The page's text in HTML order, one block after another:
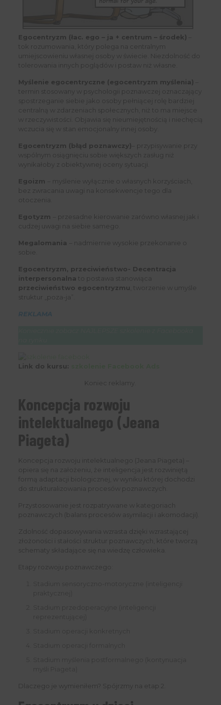
Egocentryzm (łac. ego – ja + centrum – środek)
tok rozumowania, który polega na centralnym
umiejscowieniu własnej osoby w świecie. Niezdolność do
tolerowania innych poglądów i postaw niż własne.
Myślenie egocentryczne (egocentryzm myślenia)
termin stosowany w psychologii poznawczej oznaczający
spostrzeganie siebie jako osoby pełniącej rolę bardziej
centralną w zdarzeniach społecznych, niż to ma miejsce
w rzeczywistości. Objawia się nieumiejętnością i niechęcią
wczucia się w stan emocjonalny innej osoby.
Egocentryzm (błąd poznawczy) – przypisywanie przy
wspólnym osiągnięciu sobie większych zasług niż
wynikałoby z obiektywnej oceny sytuacji.
Egoizm
– myślenie wyłącznie o własnych korzyściach,
bez zwracania uwagi na konsekwencje tego dla
otoczenia.
Egotyzm
– przesadne kierowanie zarówno własnej jak i
cudzej uwagi na siebie samego.
Megalomania
– nadmiernie wysokie przekonanie o
sobie.
Egocentryzm, przeciwieństwo- Decentracja
interpersonalna to postawa stanowiąca
przeciwieństwo egocentryzmu , tworzenie w umyśle
struktur „poza-ja”.
REKLAMA
Link do kursu:
Koniec reklamy.
Koncepcja rozwoju
intelektualnego (Jeana
Piageta)
Koncepcja rozwoju intelektualnego (Jeana Piageta) –
opiera się na założeniu, że inteligencja jest rozwiniętą
formą adaptacji biologicznej, w wyniku której dochodzi
do strukturalizowania procesów poznawczych.
Przystosowanie jest rozpatrywane w kategoriach
poznawczych (balans procesów asymilacji i akomodacji).
Zdolność dopasowywania wzrasta dzięki wzrastającej
złożoności i stałości struktur poznawczych, które tworzą
schematy składające się na wiedzę człowieka.
Etapy rozwoju poznawczego:
Dlaczego je wymieniłem? Spójrzmy na etap 2.